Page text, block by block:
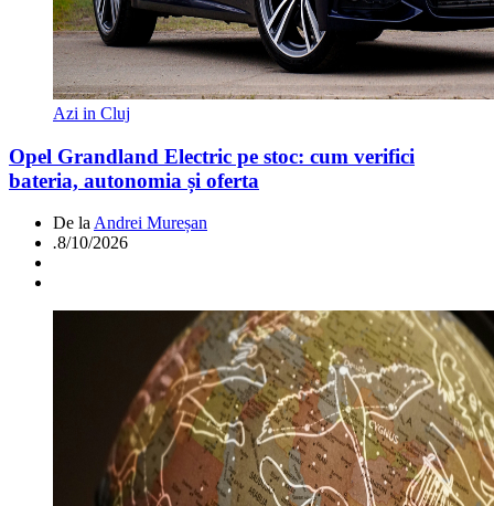
Azi in Cluj
Opel Grandland Electric pe stoc: cum verifici
bateria, autonomia și oferta
De la Andrei Mureșan
.8/10/2026